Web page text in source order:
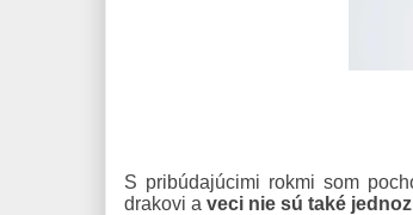
S pribúdajúcimi rokmi som
drakovi a veci nie sú také